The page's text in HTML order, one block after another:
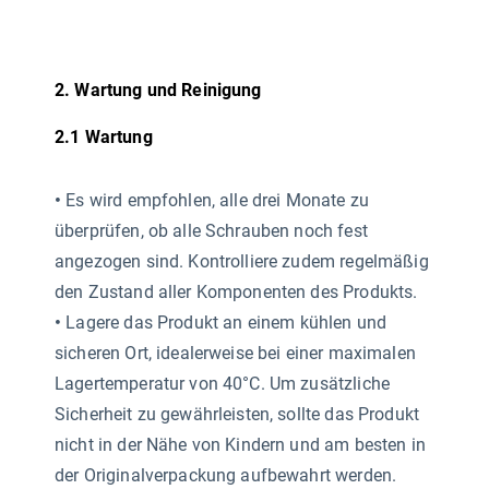
2. Wartung und Reinigung
2.1 Wartung
• Es wird empfohlen, alle drei Monate zu
überprüfen, ob alle Schrauben noch fest
angezogen sind. Kontrolliere zudem regelmäßig
den Zustand aller Komponenten des Produkts.
• Lagere das Produkt an einem kühlen und
sicheren Ort, idealerweise bei einer maximalen
Lagertemperatur von 40°C. Um zusätzliche
Sicherheit zu gewährleisten, sollte das Produkt
nicht in der Nähe von Kindern und am besten in
der Originalverpackung aufbewahrt werden.